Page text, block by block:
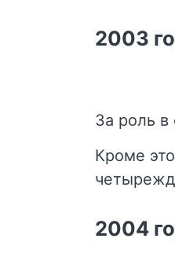
2003
За роль
Кроме
2004